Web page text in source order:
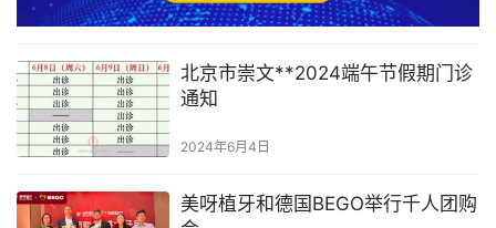
北京市崇文**2024端午节假期门诊
通知
2024年6月4日
美呀植牙和德国BEGO举行千人团购